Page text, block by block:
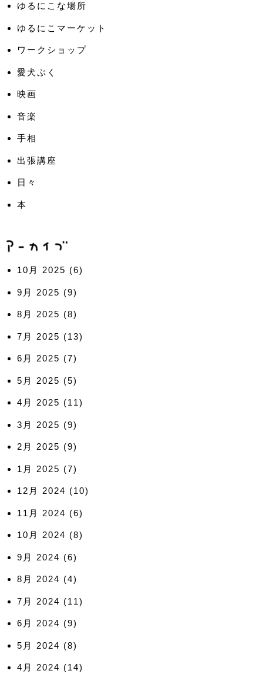
ゆるにこな場所
ゆるにこマーケット
ワークショップ
愛犬ぷく
映画
音楽
手相
出張講座
日々
本
10月 2025 (6)
9月 2025 (9)
8月 2025 (8)
7月 2025 (13)
6月 2025 (7)
5月 2025 (5)
4月 2025 (11)
3月 2025 (9)
2月 2025 (9)
1月 2025 (7)
12月 2024 (10)
11月 2024 (6)
10月 2024 (8)
9月 2024 (6)
8月 2024 (4)
7月 2024 (11)
6月 2024 (9)
5月 2024 (8)
4月 2024 (14)